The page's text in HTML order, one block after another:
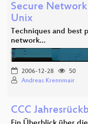
Secure
Unix
Techniques and best
network…
2006-12-28
50
Andreas Krennmair
CCC